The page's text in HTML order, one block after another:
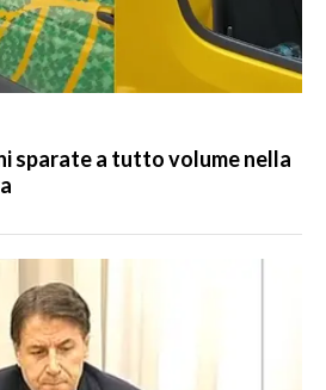
sparate a tutto volume nella